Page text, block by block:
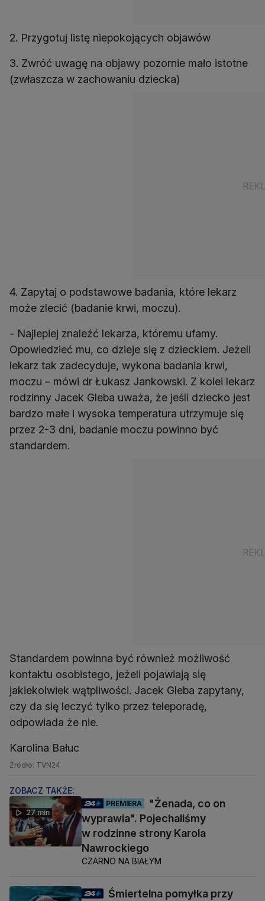
2. Przygotuj listę niepokojących objawów
3. Zwróć uwagę na objawy pozornie mało istotne
(zwłaszcza w zachowaniu dziecka)
4. Zapytaj o podstawowe badania, które lekarz
może zlecić (badanie krwi, moczu).
- Najlepiej znaleźć lekarza, któremu ufamy.
Opowiedzieć mu, co dzieje się z dzieckiem. Jeżeli
lekarz tak zadecyduje, wykona badania krwi,
moczu – mówi dr Łukasz Jankowski. Z kolei lekarz
rodzinny Jacek Gleba uważa, że jeśli dziecko jest
bardzo małe i wysoka temperatura utrzymuje się
przez 2-3 dni, badanie moczu powinno być
standardem.
Standardem powinna być również możliwość
kontaktu osobistego, jeżeli pojawiają się
jakiekolwiek wątpliwości. Jacek Gleba zapytany,
czy da się leczyć tylko przez teleporadę,
odpowiada że nie.
Karolina Bałuc
Źródło: TVN24
ZOBACZ TAKŻE:
27 min
PREMIERA
"Żenada, co on
wyprawia". Pojechaliśmy
w rodzinne strony Karola
Nawrockiego
CZARNO NA BIAŁYM
Śmiertelna pomyłka przy